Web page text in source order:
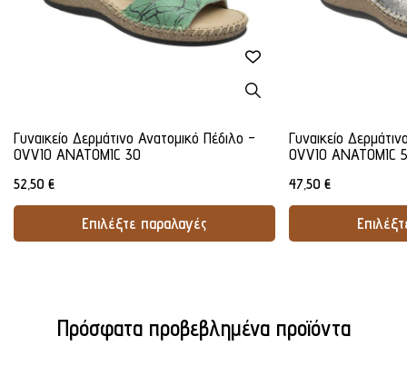
Γυναικείο Δερμάτινο Ανατομικό Πέδιλο -
OVVIO ANATOMIC 30
52,50 €
Επιλέξτε παραλαγές
Γυναικείο
OVVIO ANATOMIC
47,50 €
Πρόσφατα προβεβλημένα προϊόντα